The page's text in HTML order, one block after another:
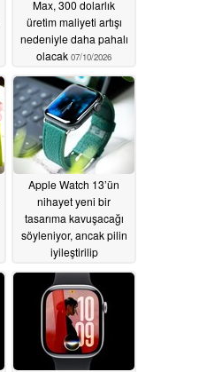
Max, 300 dolarlık
üretim maliyeti artışı
nedeniyle daha pahalı
olacak 07/10/2026
Apple Watch 13’ün
nihayet yeni bir
tasarıma kavuşacağı
söyleniyor, ancak pilin
iyileştirilip
belirsiz07/01/2026